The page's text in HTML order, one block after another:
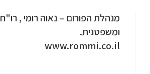
מנהלת הפורום – נאוה רומי , רו"ח
ומשפטנית.
www.rommi.co.il